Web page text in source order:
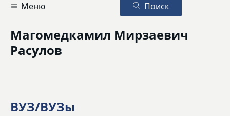
Меню Поиск
Магомедкамил Мирзаевич
Расулов
ВУЗ/ВУЗы